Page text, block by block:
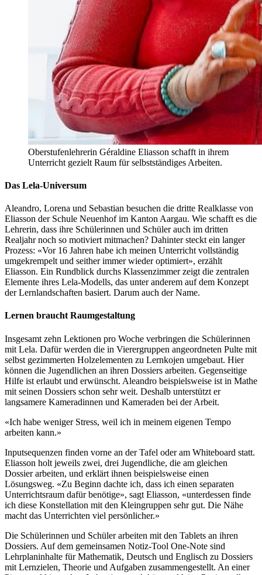
Oberstufenlehrerin Géraldine Eliasson schafft in ihrem
Unterricht gezielt Raum für selbstständiges Arbeiten.
Das Lela-Universum
Aleandro, Lorena und Sebastian besuchen die dritte Realklasse von
Eliasson der Schule Neuenhof im Kanton Aargau. Wie schafft es die
Lehrerin, dass ihre Schülerinnen und Schüler auch im dritten
Realjahr noch so motiviert mitmachen? Dahinter steckt ein langer
Prozess: «Vor 16 Jahren habe ich meinen Unterricht vollständig
umgekrempelt und seither immer wieder optimiert», erzählt
Eliasson. Ein Rundblick durchs Klassenzimmer zeigt die zentralen
Elemente ihres Lela-Modells, das unter anderem auf dem Konzept
der Lernlandschaften basiert. Darum auch der Name.
Lernen braucht Raumgestaltung
Insgesamt zehn Lektionen pro Woche verbringen die Schülerinnen
mit Lela. Dafür werden die in Vierergruppen angeordneten Pulte mit
selbst gezimmerten Holzelementen zu Lernkojen umgebaut. Hier
können die Jugendlichen an ihren Dossiers arbeiten. Gegenseitige
Hilfe ist erlaubt und erwünscht. Aleandro beispielsweise ist in Mathe
mit seinen Dossiers schon sehr weit. Deshalb unterstützt er
langsamere Kameradinnen und Kameraden bei der Arbeit.
«Ich habe weniger Stress, weil ich in meinem eigenen Tempo
arbeiten kann.»
Inputsequenzen finden vorne an der Tafel oder am Whiteboard statt.
Eliasson holt jeweils zwei, drei Jugendliche, die am gleichen
Dossier arbeiten, und erklärt ihnen beispielsweise einen
Lösungsweg. «Zu Beginn dachte ich, dass ich einen separaten
Unterrichtsraum dafür benötige», sagt Eliasson, «unterdessen finde
ich diese Konstellation mit den Kleingruppen sehr gut. Die Nähe
macht das Unterrichten viel persönlicher.»
Die Schülerinnen und Schüler arbeiten mit den Tablets an ihren
Dossiers. Auf dem gemeinsamen Notiz-Tool One-Note sind
Lehrplaninhalte für Mathematik, Deutsch und Englisch zu Dossiers
mit Lernzielen, Theorie und Aufgaben zusammengestellt. An einer